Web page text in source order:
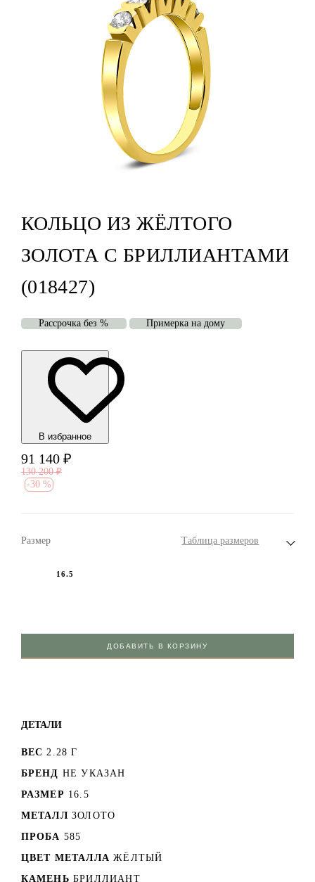
КОЛЬЦО ИЗ ЖЁЛТОГО
ЗОЛОТА С БРИЛЛИАНТАМИ
(018427)
Рассрочка без % Примерка на дому
В избранноe
91 140 ₽
130 200 ₽
-30 %
Размер Таблица размеров
16.5
ДОБАВИТЬ В КОРЗИНУ
ДЕТАЛИ
ВЕС 2.28 Г
БРЕНД НЕ УКАЗАН
РАЗМЕР 16.5
МЕТАЛЛ ЗОЛОТО
ПРОБА 585
ЦВЕТ МЕТАЛЛА ЖЁЛТЫЙ
КАМЕНЬ БРИЛЛИАНТ